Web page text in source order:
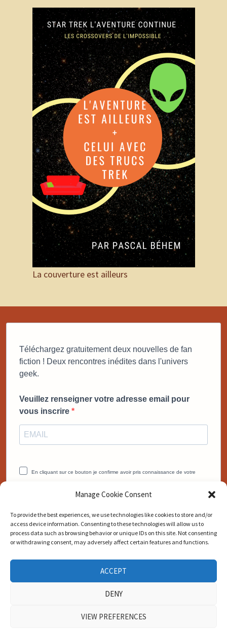
Manage Cookie Consent
To provide the best experiences, we use technologies like cookies to store and/or
access device information. Consenting to these technologies will allow us to
process data such as browsing behavior or unique IDs on this site. Not consenting
or withdrawing consent, may adversely affect certain features and functions.
ACCEPT
DENY
VIEW PREFERENCES
La couverture est ailleurs
Téléchargez gratuitement deux nouvelles de fan
fiction ! Deux rencontres inédites dans l'univers
geek.
Veuillez renseigner votre adresse email pour
vous inscrire
En cliquant sur ce bouton je confirme avoir pris connaissance de votre
Vous pouvez vous désinscrire à tout moment en cliquant sur le lien
JE VEUX MON BONUS MAINTENANT
Norman T. Ray - Chez Sister Love